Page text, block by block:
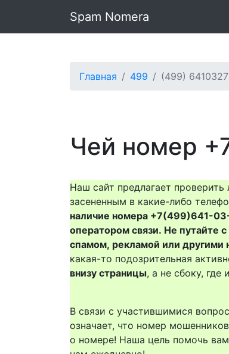
Spam Nomera
Главная 499 (499) 6410327
Чей номер
Наш сайт предлагает
засененным в какие-либо
наличие номера +7(499)641-03-
оператором связи. Не путайте
спамом, рекламой или другими
какая-то подозрительная
внизу страницы, а не сбоку,
В связи с участившимися
означает, что номер
о номере! Наша цель помочь вам